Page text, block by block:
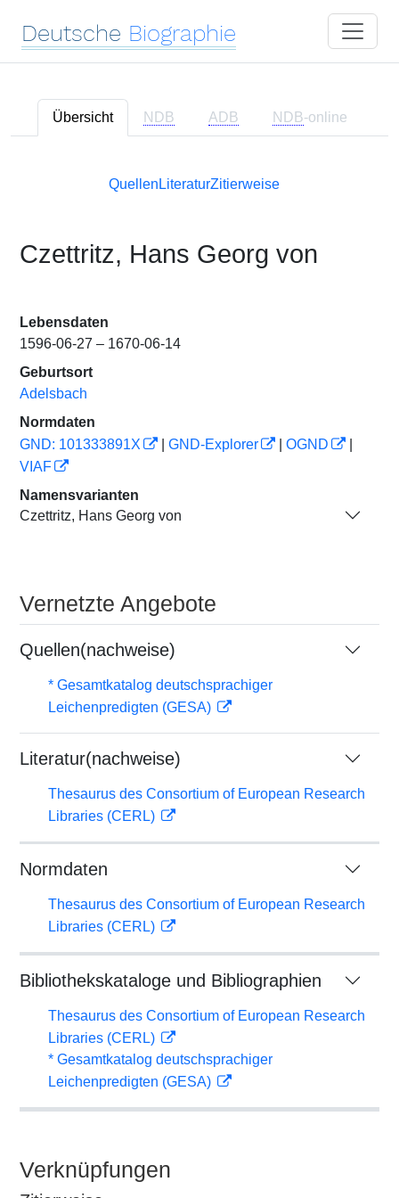
Deutsche Biographie
Übersicht NDB ADB NDB-online
Quellen LiteraturZitierweise
Czettritz, Hans Georg von
Lebensdaten
1596-06-27 – 1670-06-14
Geburtsort
Adelsbach
Normdaten
GND: 101333891X
GND-Explorer OGND
VIAF
Namensvarianten
Czettritz, Hans Georg von
Vernetzte Angebote
Quellen(nachweise)
* Gesamtkatalog deutschsprachiger
Leichenpredigten (GESA)
Literatur(nachweise)
Thesaurus des Consortium of European Research
Libraries (CERL)
Normdaten
Thesaurus des Consortium of European Research
Libraries (CERL)
Bibliothekskataloge und Bibliographien
Thesaurus des Consortium of European Research
Libraries (CERL)
* Gesamtkatalog deutschsprachiger
Leichenpredigten (GESA)
Verknüpfungen